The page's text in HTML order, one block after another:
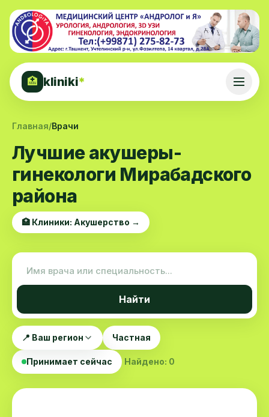
🏥 kliniki*
Главная/Врачи
Лучшие акушеры-
гинекологи Мирабадского
района
🏥 Клиники: Акушерство →
Найти
📍 Ваш регион Частная
Принимает сейчас Найдено: 0